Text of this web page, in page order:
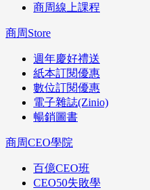
商周線上課程
商周Store
週年慶好禮送
紙本訂閱優惠
數位訂閱優惠
電子雜誌(Zinio)
暢銷圖書
商周CEO學院
百億CEO班
CEO50失敗學